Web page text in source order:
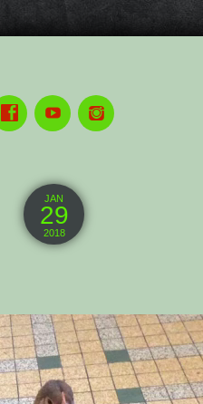
JAN
29
2018